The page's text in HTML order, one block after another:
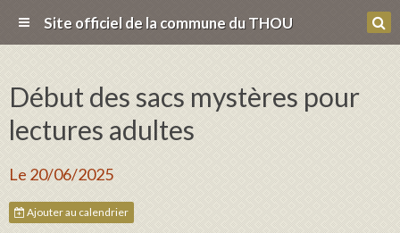
Site officiel de la commune du THOU
Début des sacs mystères pour
lectures adultes
Le 20/06/2025
Ajouter au calendrier